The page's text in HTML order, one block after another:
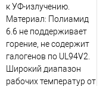
к УФ-излучению.
Материал: Полиамид
6.6 не поддерживает
горение, не содержит
галогенов по UL94V2.
Широкий диапазон
рабочих температур от